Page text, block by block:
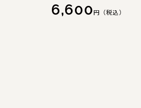
6,600円（税込）